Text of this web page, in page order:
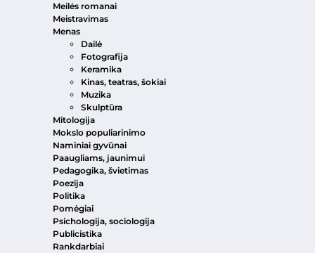
Meilės romanai
Meistravimas
Menas
Dailė
Fotografija
Keramika
Kinas, teatras, šokiai
Muzika
Skulptūra
Mitologija
Mokslo populiarinimo
Naminiai gyvūnai
Paaugliams, jaunimui
Pedagogika, švietimas
Poezija
Politika
Pomėgiai
Psichologija, sociologija
Publicistika
Rankdarbiai